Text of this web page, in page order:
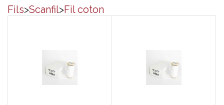
Fils>Scanfil>Fil coton